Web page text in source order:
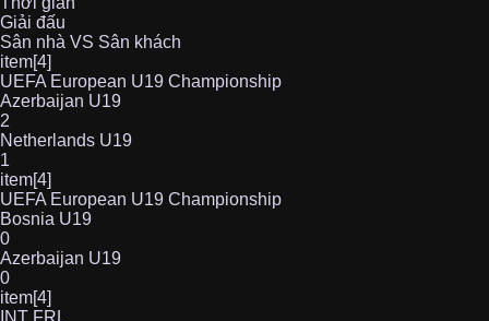
Giải đấu
Sân nhà VS Sân khách
item[4]
UEFA European U19 Championship
Azerbaijan U19
2
Netherlands U19
1
item[4]
UEFA European U19 Championship
Bosnia U19
0
Azerbaijan U19
0
item[4]
INT FRL